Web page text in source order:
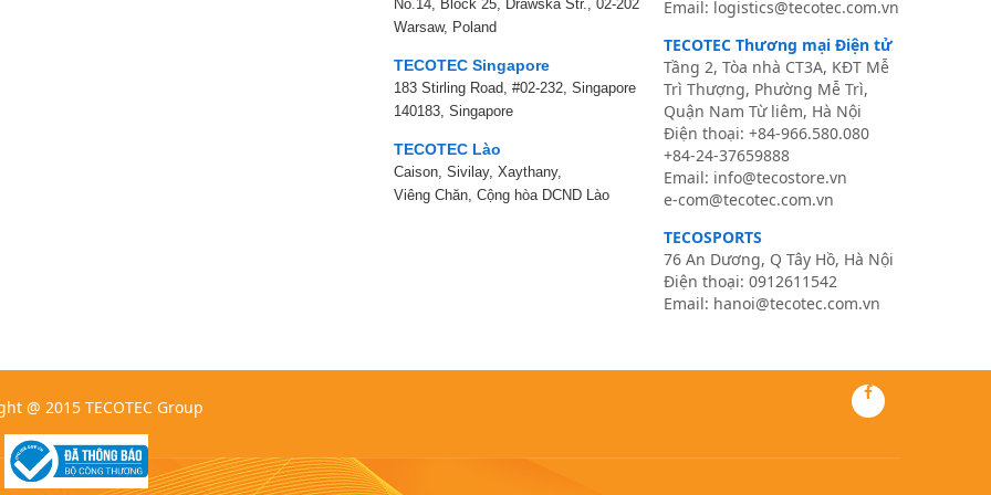
No.14, Block 25, Drawska Str., 02-202
Warsaw, Poland
TECOTEC Singapore
183 Stirling Road, #02-232, Singapore
140183, Singapore
TECOTEC Lào
Caison, Sivilay, Xaythany,
Viêng Chăn, Cộng hòa DCND Lào
Email: logistics@tecotec.com.vn
TECOTEC Thương mại Điện tử
Tầng 2, Tòa nhà CT3A, KĐT Mễ
Trì Thượng, Phường Mễ Trì,
Quận Nam Từ liêm, Hà Nội
Điện thoại: +84-966.580.080
+84-24-37659888
Email: info@tecostore.vn
e-com@tecotec.com.vn
TECOSPORTS
76 An Dương, Q Tây Hồ, Hà Nội
Điện thoại: 0912611542
Email: hanoi@tecotec.com.vn
@ 2015 TECOTEC Group